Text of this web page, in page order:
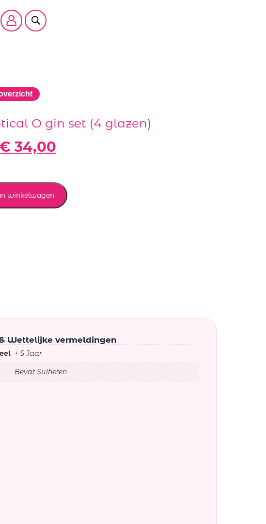
O gin set (4 glazen)
34,00
winkelwagen
Wettelijke vermeldingen
+ 5 Jaar
Bevat Sulfieten